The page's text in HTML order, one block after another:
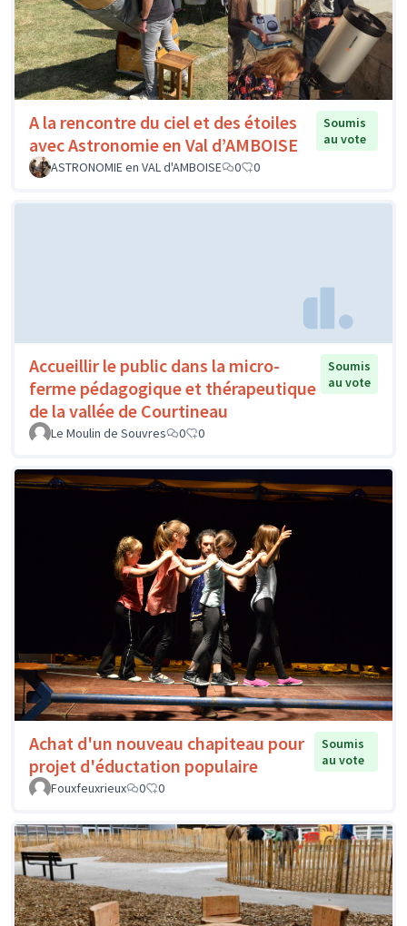
A la rencontre du ciel et des étoiles
avec Astronomie en Val d’AMBOISE
Soumis
au vote
ASTRONOMIE en VAL d'AMBOISE
0 0
Accueillir le public dans la micro-
ferme pédagogique et thérapeutique
de la vallée de Courtineau
Soumis
au vote
Le Moulin de Souvres 0 0
Achat d'un nouveau chapiteau pour
projet d'éductation populaire
Soumis
au vote
Fouxfeuxrieux
0 0